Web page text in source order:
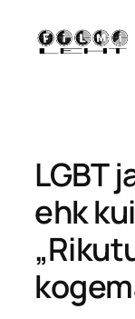
sisu
juurde
LGBT
ehk